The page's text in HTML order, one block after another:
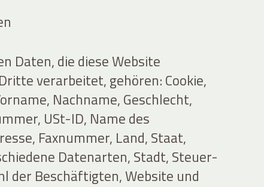
Daten, die diese Website
verarbeitet, gehören: Cookie,
Nachname, Geschlecht,
USt-ID, Name des
Faxnummer, Land, Staat,
Datenarten, Stadt, Steuer-
der Beschäftigten, Website und